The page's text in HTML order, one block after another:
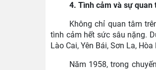
4. Tình cảm và sự quan
Không chỉ quan tâm
tình cảm hết sức sâu nặng.
Lào Cai, Yên Bái, Sơn La,
Năm 1958, trong